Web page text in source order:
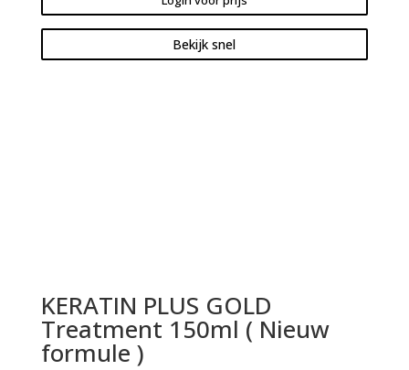
Bekijk snel
KERATIN PLUS GOLD
Treatment 150ml ( Nieuw
formule )